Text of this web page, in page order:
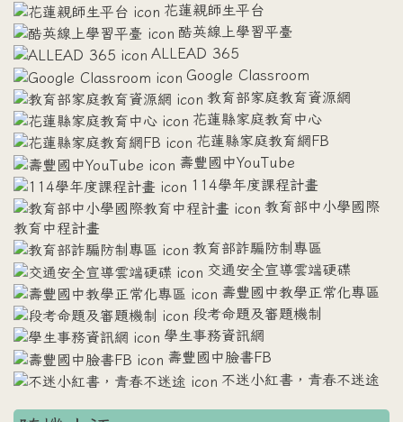
花蓮親師生平台
酷英線上學習平臺
ALLEAD 365
Google Classroom
教育部家庭教育資源網
花蓮縣家庭教育中心
花蓮縣家庭教育網FB
壽豐國中YouTube
114學年度課程計畫
教育部中小學國際
教育中程計畫
教育部詐騙防制專區
交通安全宣導雲端硬碟
壽豐國中教學正常化專區
段考命題及審題機制
學生事務資訊網
壽豐國中臉書FB
不迷小紅書，青春不迷途